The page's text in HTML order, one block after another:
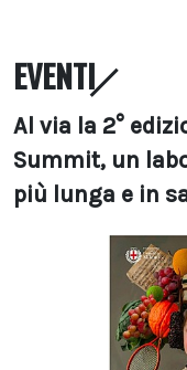
EVENTI
Al via la 2°
Summit, un
più lunga e in